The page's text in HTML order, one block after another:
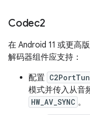
Codec2
在 Android 11 或更高版
解码器组件应支持：
配置
模式并传入从音
HW_AV_SYNC 。